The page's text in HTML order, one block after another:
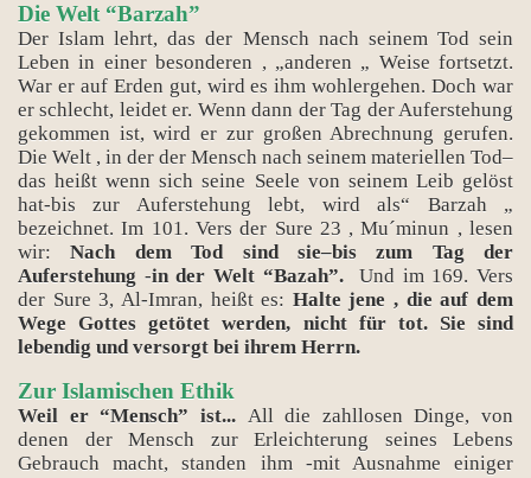
Die Welt “Barzah”
Der Islam lehrt, das der Mensch nach seinem Tod sein
Leben in einer besonderen , „anderen „ Weise fortsetzt.
War er auf Erden gut, wird es ihm wohlergehen. Doch war
er schlecht, leidet er. Wenn dann der Tag der Auferstehung
gekommen ist, wird er zur großen Abrechnung gerufen.
Die Welt , in der der Mensch nach seinem materiellen Tod–
das heißt wenn sich seine Seele von seinem Leib gelöst
hat-bis zur Auferstehung lebt, wird als“ Barzah „
bezeichnet. Im 101. Vers der Sure 23 , Mu´minun , lesen
wir:Nach dem Tod sind sie–bis zum Tag der
Auferstehung -in der Welt “Bazah”.
Und im 169. Vers
der Sure 3, Al-Imran, heißt es: Halte jene , die auf dem
Wege Gottes getötet werden, nicht für tot. Sie sind
lebendig und versorgt bei ihrem Herrn.
Zur Islamischen Ethik
Weil er “Mensch” ist... All die zahllosen Dinge, von
denen der Mensch zur Erleichterung seines Lebens
Gebrauch macht, standen ihm -mit Ausnahme einiger